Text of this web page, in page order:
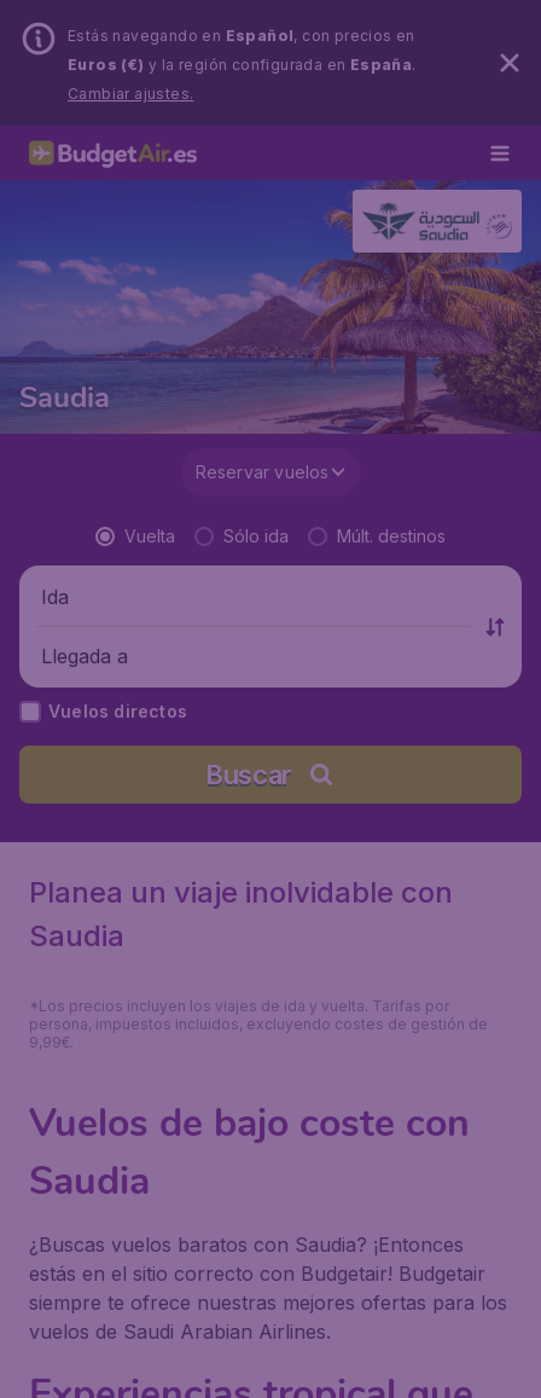
Estás navegando en Español, con precios en
Euros (€) y la región configurada en España.
Cambiar ajustes.
Saudia
Reservar vuelos
Vuelta Sólo ida Múlt. destinos
Ida
Llegada a
Vuelos directos
Buscar
Planea un viaje inolvidable con
Saudia
*Los precios incluyen los viajes de ida y vuelta. Tarifas por
persona, impuestos incluidos, excluyendo costes de gestión de
9,99€.
Vuelos de bajo coste con
Saudia
¿Buscas vuelos baratos con Saudia? ¡Entonces
estás en el sitio correcto con Budgetair! Budgetair
siempre te ofrece nuestras mejores ofertas para los
vuelos de Saudi Arabian Airlines.